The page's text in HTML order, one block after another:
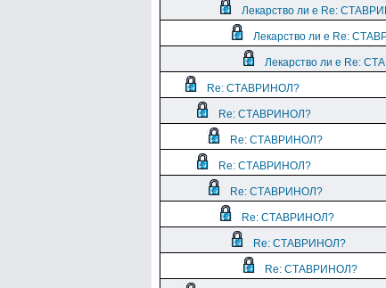
Лекарство ли е Re:
Лекарство ли е Re:
Лекарство ли е Re:
Re: СТАВРИНОЛ?
Re: СТАВРИНОЛ?
Re: СТАВРИНОЛ?
Re: СТАВРИНОЛ?
Re: СТАВРИНОЛ?
Re: СТАВРИНОЛ?
Re: СТАВРИНОЛ?
Re: СТАВРИНОЛ?